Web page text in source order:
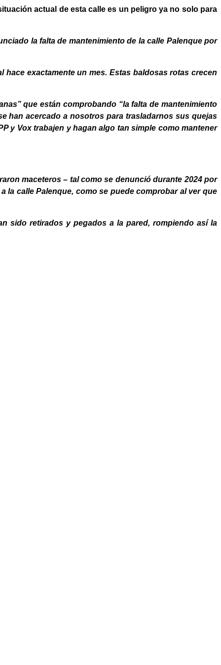
actual de esta calle es un peligro ya no solo para
la falta de mantenimiento de la calle Palenque por
exactamente un mes. Estas baldosas rotas crecen
que están comprobando “la falta de mantenimiento
han acercado a nosotros para trasladarnos sus quejas
y Vox trabajen y hagan algo tan simple como mantener
maceteros – tal como se denunció durante 2024 por
la calle Palenque, como se puede comprobar al ver que
sido retirados y pegados a la pared, rompiendo así la